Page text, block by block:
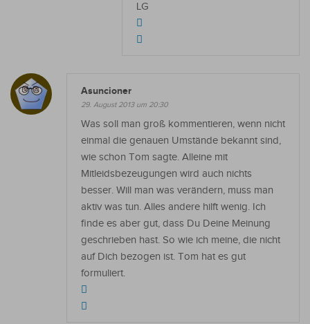
LG
Asuncioner
29. August 2013 um 20:30
Was soll man groß kommentieren, wenn nicht
einmal die genauen Umstände bekannt sind,
wie schon Tom sagte. Alleine mit
Mitleidsbezeugungen wird auch nichts
besser. Will man was verändern, muss man
aktiv was tun. Alles andere hilft wenig. Ich
finde es aber gut, dass Du Deine Meinung
geschrieben hast. So wie ich meine, die nicht
auf Dich bezogen ist. Tom hat es gut
formuliert.